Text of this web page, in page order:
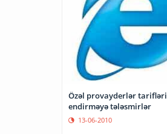
Özəl provayderlər tarifləri
endirməyə tələsmirlər
13-06-2010